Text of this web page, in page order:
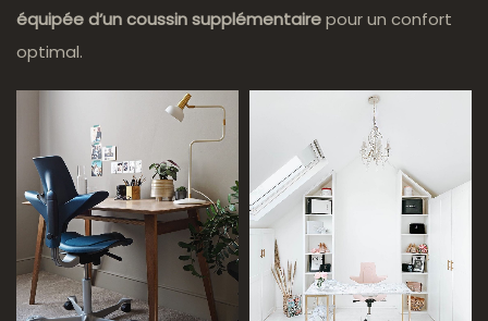
équipée d’un coussin supplémentairepour un confort
optimal.